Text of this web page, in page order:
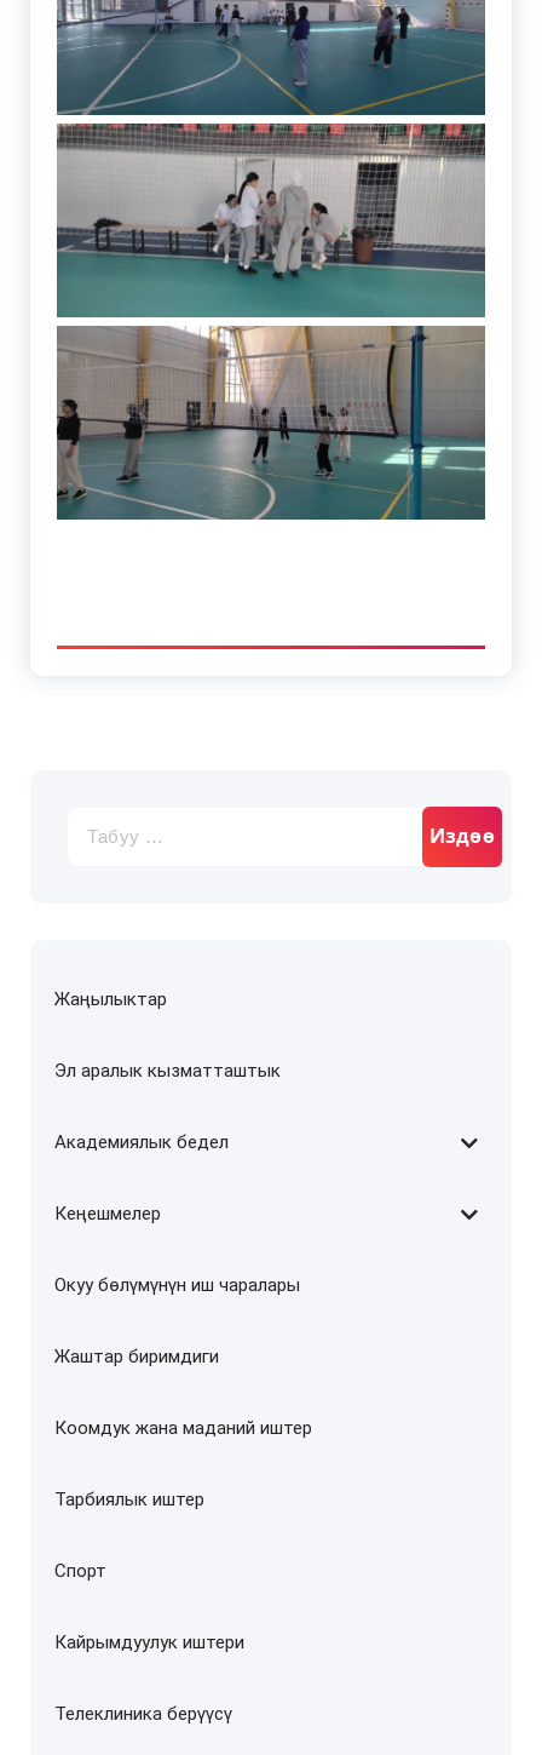
Жаңылыктар
Эл аралык кызматташтык
Академиялык бедел
Кеңешмелер
Окуу бөлүмүнүн иш чаралары
Жаштар биримдиги
Коомдук жана маданий иштер
Тарбиялык иштер
Спорт
Кайрымдуулук иштери
Телеклиника берүүсү